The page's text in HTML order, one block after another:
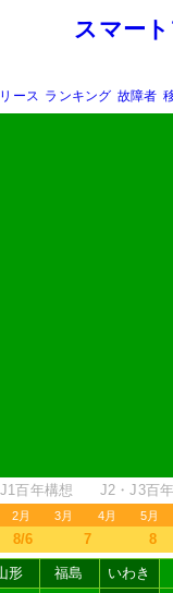
スマー
ース ランキング 故障者
J1百年構想 J2・J3百
2月 3月 4月 5月
8/6 7 8
形 福島
いわき